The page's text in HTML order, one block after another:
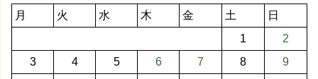
月 火 水 木 金 土
日
1
2
3
4 5 6 7 8
9